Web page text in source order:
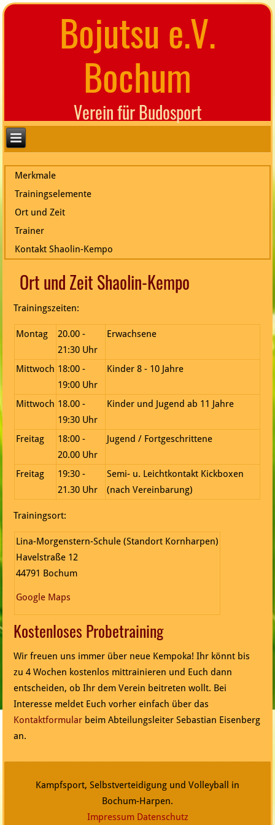
Bojutsu e.V.
Bochum
Verein für Budosport
Merkmale
Trainingselemente
Ort und Zeit
Trainer
Kontakt Shaolin-Kempo
Ort und Zeit Shaolin-Kempo
Trainingszeiten:
Montag
20.00 -
21:30 Uhr
Erwachsene
Mittwoch 18:00 -
19:00 Uhr
Kinder 8 - 10 Jahre
Mittwoch 18.00 -
19:30 Uhr
Kinder und Jugend ab 11 Jahre
Freitag
18:00 -
20.00 Uhr
Jugend / Fortgeschrittene
Freitag
19:30 -
21.30 Uhr
Semi- u. Leichtkontakt Kickboxen
(nach Vereinbarung)
Trainingsort:
Lina-Morgenstern-Schule (Standort Kornharpen)
Havelstraße 12
44791 Bochum
Google Maps
Kostenloses Probetraining
Wir freuen uns immer über neue Kempoka! Ihr könnt bis
zu 4 Wochen kostenlos mittrainieren und Euch dann
entscheiden, ob Ihr dem Verein beitreten wollt. Bei
Interesse meldet Euch vorher einfach über das
Kontaktformular beim Abteilungsleiter Sebastian Eisenberg
an.
Kampfsport, Selbstverteidigung und Volleyball in
Bochum-Harpen.
Impressum Datenschutz